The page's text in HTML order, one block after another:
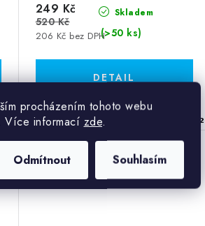
procházením tohoto webu
Více informací zde.
Odmítnout Souhlasím
Skladem
(>50 ks)
206 Kč bez DPH
249 Kč
520 Kč
61003252
Stropní svítidlo Lars 1, bílá